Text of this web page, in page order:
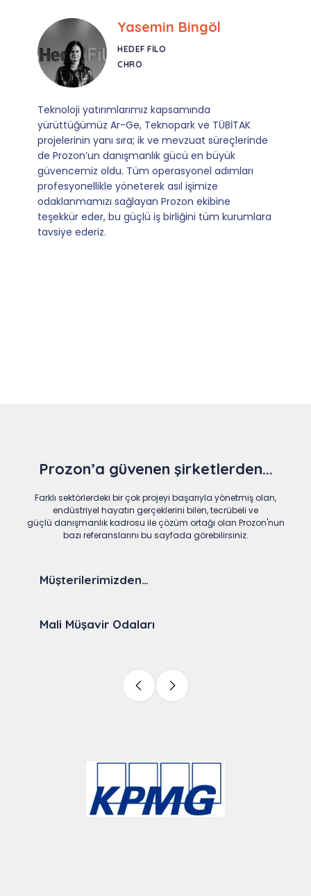
Ebru Kural
CORESYS
SATIŞ YÖNETICISI
Mevzuata uyum, başvuru ve izleme adımlarında
sağladıkları kusursuz yönlendirme sayesinde artık
operasyonlarımızı sıfır kaygı ve tam güvenle
yürütüyoruz. İş birliğimizi bizim için asıl değerli
kılan ise; ihtiyaç duyduğumuz her an ulaşılabilir
olmaları ve sorularımıza aldığımız hızlı geri
dönüşler.
Prozon’a güvenen şirketlerden...
Farklı sektörlerdeki bir çok projeyi başarıyla yönetmiş olan,
endüstriyel hayatın gerçeklerini bilen, tecrübeli ve
güçlü danışmanlık kadrosu ile çözüm ortağı olan Prozon'nun
bazı referanslarını bu sayfada görebilirsiniz.
Müşterilerimizden…
Mali Müşavir Odaları